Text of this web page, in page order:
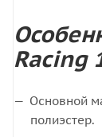
Racing
Основной
полиэстер.